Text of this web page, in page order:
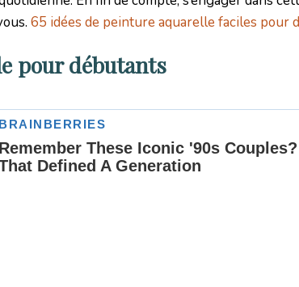
65 idées de peinture aquarelle faciles pour
pour débutants